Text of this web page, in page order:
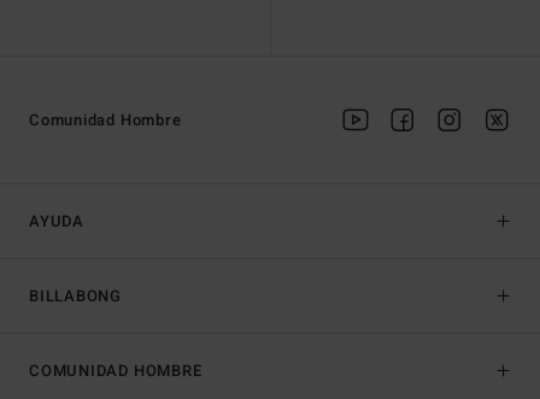
AYUDA
BILLABONG
Comunidad Hombre
COMUNIDAD HOMBRE